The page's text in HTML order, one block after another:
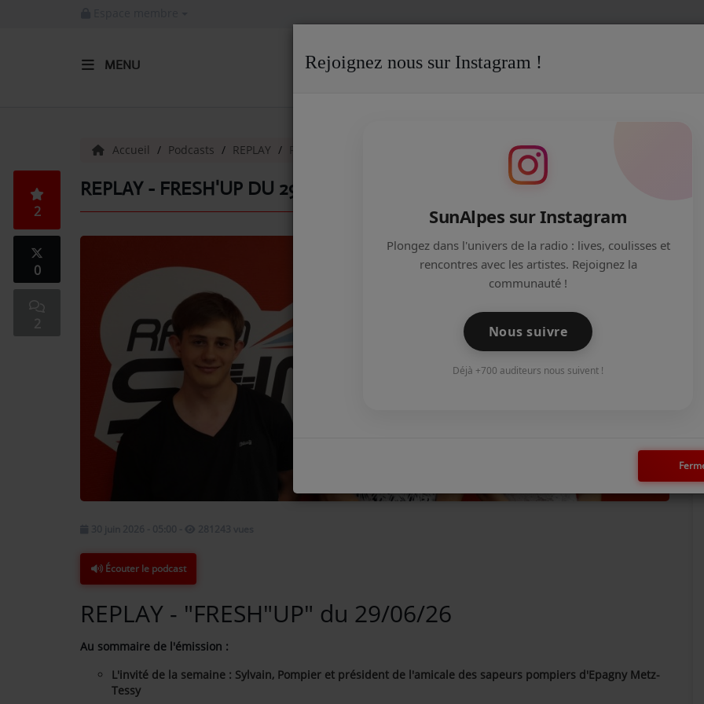
MENU
ACTUALITÉS DE LA RADIO
EMISSIONS
EQUIPE
ARTISTES
TITRES DIFFUSÉS
NOS PARTENAIRES
COMMENT NOUS ÉCOUTER ?
NOS REPLAYS
DÉDICACES
LE T'CHAT DES AUDITEURS
Accueil Podcasts REPLAY Replay - Fresh'Up du 29/06/26
REPLAY - FRESH'UP DU 29/06/26
2
0
2
Écouter le podcast
REPLAY - "FRESH"UP" du 29/06/26
Au sommaire de l'émission :
L'invité de la semaine : Sylvain, Pompier et président de l'amicale des sapeurs pompiers d'Epagny Metz-
Tessy
Rejoignez nous sur Instagram !
SunAlpes sur Instagram
Plongez dans l'univers de la radio : lives, coulisses et
rencontres avec les artistes. Rejoignez la
communauté !
Nous suivre
Déjà +700 auditeurs nous suivent !